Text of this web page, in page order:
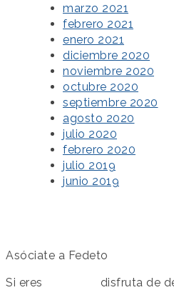
marzo 2021
febrero 2021
enero 2021
diciembre 2020
noviembre 2020
octubre 2020
septiembre 2020
agosto 2020
julio 2020
febrero 2020
julio 2019
junio 2019
Asóciate a Fedeto
Si eres
disfruta de